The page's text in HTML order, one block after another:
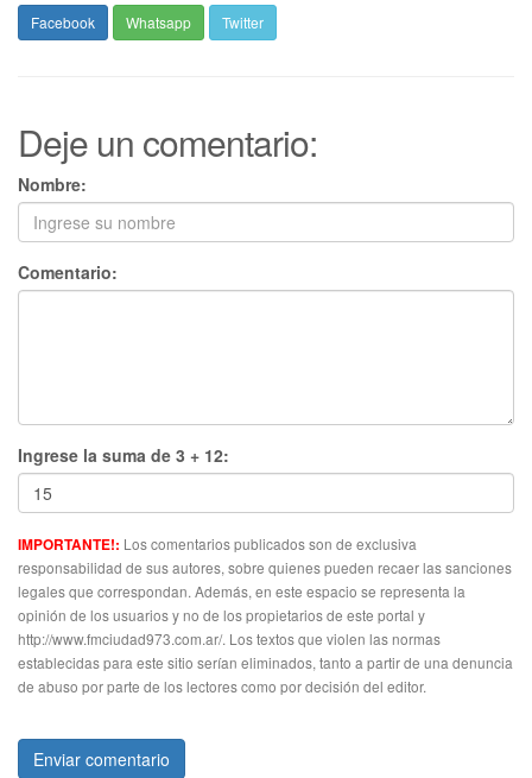
Facebook Whatsapp Twitter
Deje un comentario:
Nombre:
Comentario:
Ingrese la suma de 3 + 12:
IMPORTANTE!: Los comentarios publicados son de exclusiva
responsabilidad de sus autores, sobre quienes pueden recaer las sanciones
legales que correspondan. Además, en este espacio se representa la
opinión de los usuarios y no de los propietarios de este portal y
http://www.fmciudad973.com.ar/. Los textos que violen las normas
establecidas para este sitio serían eliminados, tanto a partir de una denuncia
de abuso por parte de los lectores como por decisión del editor.
Enviar comentario